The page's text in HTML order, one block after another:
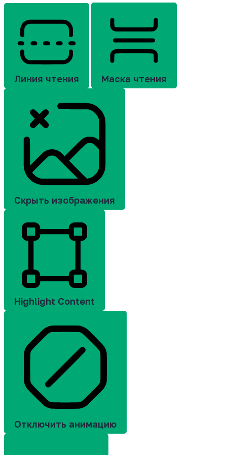
Линия чтения Маска чтения
Скрыть изображения
Highlight Content
Отключить анимацию